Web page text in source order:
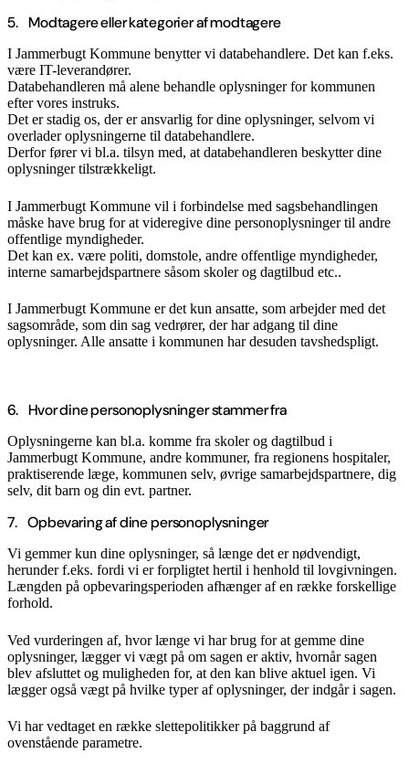
5. Modtagere eller kategorier af modtagere
I Jammerbugt Kommune benytter vi databehandlere. Det kan f.eks.
være IT-leverandører.
Databehandleren må alene behandle oplysninger for kommunen
efter vores instruks.
Det er stadig os, der er ansvarlig for dine oplysninger, selvom vi
overlader oplysningerne til databehandlere.
Derfor fører vi bl.a. tilsyn med, at databehandleren beskytter dine
oplysninger tilstrækkeligt.
I Jammerbugt Kommune vil i forbindelse med sagsbehandlingen
måske have brug for at videregive dine personoplysninger til andre
offentlige myndigheder.
Det kan ex. være politi, domstole, andre offentlige myndigheder,
interne samarbejdspartnere såsom skoler og dagtilbud etc..
I Jammerbugt Kommune er det kun ansatte, som arbejder med det
sagsområde, som din sag vedrører, der har adgang til dine
oplysninger. Alle ansatte i kommunen har desuden tavshedspligt.
6. Hvor dine personoplysninger stammer fra
Oplysningerne kan bl.a. komme fra skoler og dagtilbud i
Jammerbugt Kommune, andre kommuner, fra regionens hospitaler,
praktiserende læge, kommunen selv, øvrige samarbejdspartnere, dig
selv, dit barn og din evt. partner.
7. Opbevaring af dine personoplysninger
Vi gemmer kun dine oplysninger, så længe det er nødvendigt,
herunder f.eks. fordi vi er forpligtet hertil i henhold til lovgivningen.
Længden på opbevaringsperioden afhænger af en række forskellige
forhold.
Ved vurderingen af, hvor længe vi har brug for at gemme dine
oplysninger, lægger vi vægt på om sagen er aktiv, hvornår sagen
blev afsluttet og muligheden for, at den kan blive aktuel igen. Vi
lægger også vægt på hvilke typer af oplysninger, der indgår i sagen.
Vi har vedtaget en række slettepolitikker på baggrund af
ovenstående parametre.